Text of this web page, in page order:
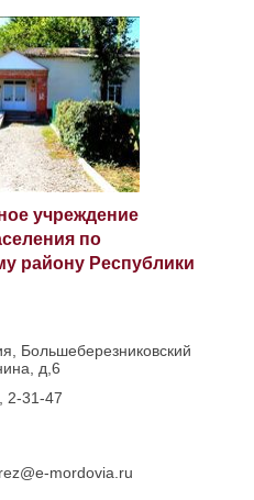
учреждение
по
району Республики
Большеберезниковский
д,6
2-31-47
mordovia.ru